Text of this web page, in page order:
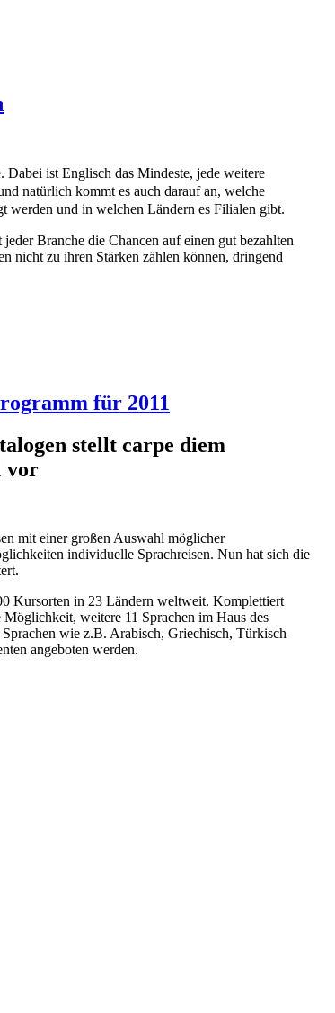
Dabei ist Englisch das Mindeste, jede weitere
natürlich kommt es auch darauf an, welche
werden und in welchen Ländern es Filialen gibt.
Branche die Chancen auf einen gut bezahlten
nicht zu ihren Stärken zählen können, dringend
für 2011
stellt carpe diem
vor
mit einer großen Auswahl möglicher
individuelle Sprachreisen. Nun hat sich die
Kursorten in 23 Ländern weltweit. Komplettiert
weitere 11 Sprachen im Haus des
wie z.B. Arabisch, Griechisch, Türkisch
angeboten werden.